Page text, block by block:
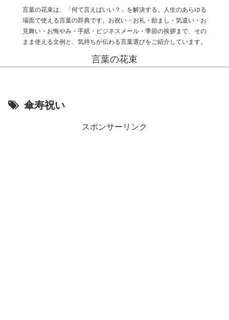
言葉の花束は、「何て言えばいい？」を解決する、人生のあらゆる
場面で使える言葉の辞典です。お祝い・お礼・励まし・気遣い・お
見舞い・お悔やみ・手紙・ビジネスメール・季節の挨拶まで、その
まま使える文例と、気持ちが伝わる言葉選びをご紹介しています。
言葉の花束
傘寿祝い
スポンサーリンク